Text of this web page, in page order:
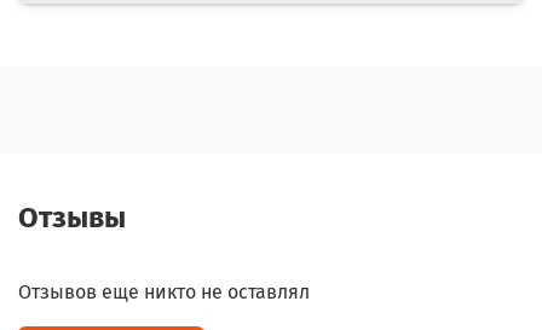
Отзывы
Отзывов еще никто не оставлял